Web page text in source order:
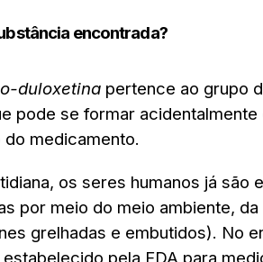
encontrada?
duloxetina pertence ao grupo
pode se formar
medicamento.
os seres humanos já são
por meio do meio ambiente,
grelhadas e embutidos). No